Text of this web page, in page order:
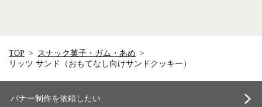
TOP
スナック菓子・ガム・あめ
リッツ サンド（おもてなし向けサンドクッキー）
バナー制作を依頼したい